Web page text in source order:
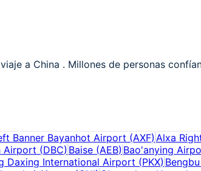
a China . Millones de personas
Banner Bayanhot Airport (AXF) Alxa
Airport (DBC) Baise (AEB) Bao'anying
Daxing International Airport (PKX) Bengbu